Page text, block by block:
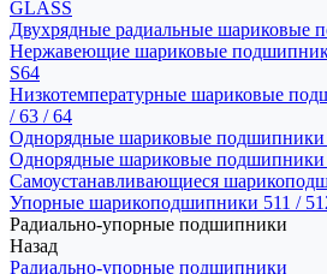
GLASS
Двухрядные радиальные шариковые
Нержавеющие шариковые
S64
Низкотемпературные шариковые
/ 63 / 64
Однорядные шариковые подшипники
Однорядные шариковые подшипники
Самоустанавливающиеся
Упорные шарикоподшипники 511 /
Радиально-упорные подшипники
Назад
Радиально-упорные подшипники